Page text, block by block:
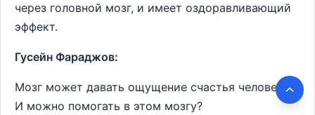
через головной мозг, и имеет оздоравливающий
эффект.
Гусейн Фараджов:
Мозг может давать ощущение счастья человеку?
И можно помогать в этом мозгу?